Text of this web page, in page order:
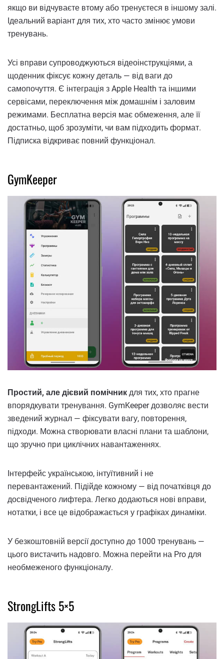
якщо ви відчуваєте втому або тренуєтеся в іншому залі.
Ідеальний варіант для тих, хто часто змінює умови
тренувань.
Усі вправи супроводжуються відеоінструкціями, а
щоденник фіксує кожну деталь — від ваги до
самопочуття. Є інтеграція з Apple Health та іншими
сервісами, переключення між домашнім і заловим
режимами. Бесплатна версія має обмеження, але її
достатньо, щоб зрозуміти, чи вам підходить формат.
Підписка відкриває повний функціонал.
GymKeeper
Простий, але дієвий помічник для тих, хто прагне
впорядкувати тренування. GymKeeper дозволяє вести
зведений журнал — фіксувати вагу, повторення,
підходи. Можна створювати власні плани та шаблони,
що зручно при циклічних навантаженнях.
Інтерфейс українською, інтуїтивний і не
перевантажений. Підійде кожному — від початківця до
досвідченого лифтера. Легко додаються нові вправи,
нотатки, і все це відображається у графіках динаміки.
У безкоштовній версії доступно до 1000 тренувань —
цього вистачить надовго. Можна перейти на Pro для
необмеженого функціоналу.
StrongLifts 5×5